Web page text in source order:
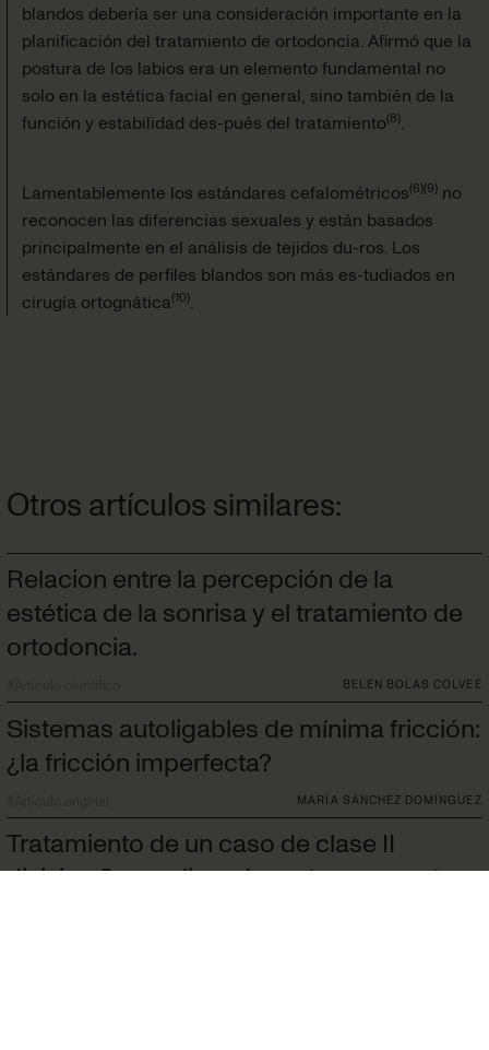
blandos debería ser una consideración importante en la
planificación del tratamiento de ortodoncia. Afirmó que la
postura de los labios era un elemento fundamental no
solo en la estética facial en general, sino también de la
función y estabilidad des-pués del tratamiento(8).
Lamentablemente los estándares cefalométricos(6)(9) no
reconocen las diferencias sexuales y están basados
principalmente en el análisis de tejidos du-ros. Los
estándares de perfiles blandos son más es-tudiados en
cirugía ortognática(10).
Otros artículos similares:
Relacion entre la percepción de la
estética de la sonrisa y el tratamiento de
ortodoncia.
BELÉN BOLÁS COLVEÉ
Sistemas autoligables de mínima fricción:
¿la fricción imperfecta?
MARÍA SÁNCHEZ DOMÍNGUEZ
Tratamiento de un caso de clase II
division 2 con alineadores transparentes.